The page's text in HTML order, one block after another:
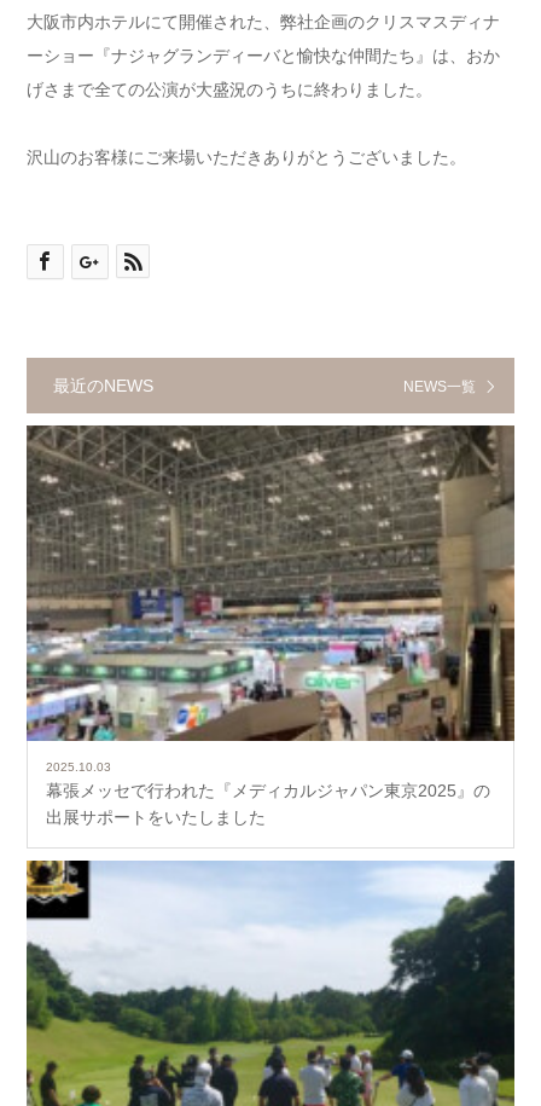
大阪市内ホテルにて開催された、弊社企画のクリスマスディナ
ーショー『ナジャグランディーバと愉快な仲間たち』は、おか
げさまで全ての公演が大盛況のうちに終わりました。
沢山のお客様にご来場いただきありがとうございました。
最近のNEWS NEWS一覧
2025.10.03
幕張メッセで行われた『メディカルジャパン東京2025』の
出展サポートをいたしました